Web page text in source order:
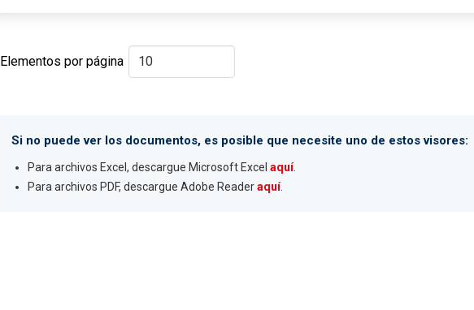
Elementos por página
Si no puede ver los documentos, es posible que necesite uno de estos visores:
Para archivos Excel, descargue Microsoft Excel aquí.
Para archivos PDF, descargue Adobe Readeraquí.